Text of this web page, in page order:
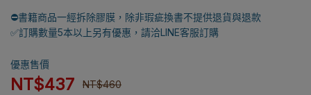
⛔書籍商品一經拆除膠膜，除非瑕疵換書不提供退貨與退款
✅訂購數量5本以上另有優惠，請洽LINE客服訂購
優惠售價
NT$437 NT$460